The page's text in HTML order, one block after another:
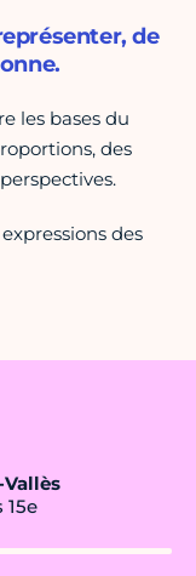
15e
de
les bases du
des
des